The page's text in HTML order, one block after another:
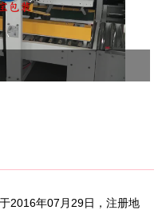
2016年07月29日，注册地